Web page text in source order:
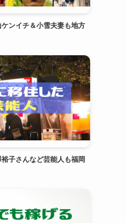
ケンイチ＆小雪夫妻も地方
子さんなど芸能人も福岡